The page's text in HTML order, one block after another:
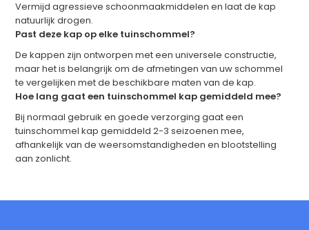
Vermijd agressieve schoonmaakmiddelen en laat de kap
natuurlijk drogen.
Past deze kap op elke tuinschommel?
De kappen zijn ontworpen met een universele constructie,
maar het is belangrijk om de afmetingen van uw schommel
te vergelijken met de beschikbare maten van de kap.
Hoe lang gaat een tuinschommel kap gemiddeld mee?
Bij normaal gebruik en goede verzorging gaat een
tuinschommel kap gemiddeld 2-3 seizoenen mee,
afhankelijk van de weersomstandigheden en blootstelling
aan zonlicht.